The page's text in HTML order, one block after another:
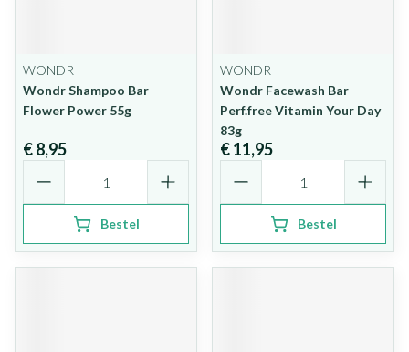
WONDR
Wondr Shampoo Bar
Flower Power 55g
€ 8,95
Bestel
WONDR
Wondr Facewash Bar
Perf.free Vitamin Your Day
83g
€ 11,95
Bestel